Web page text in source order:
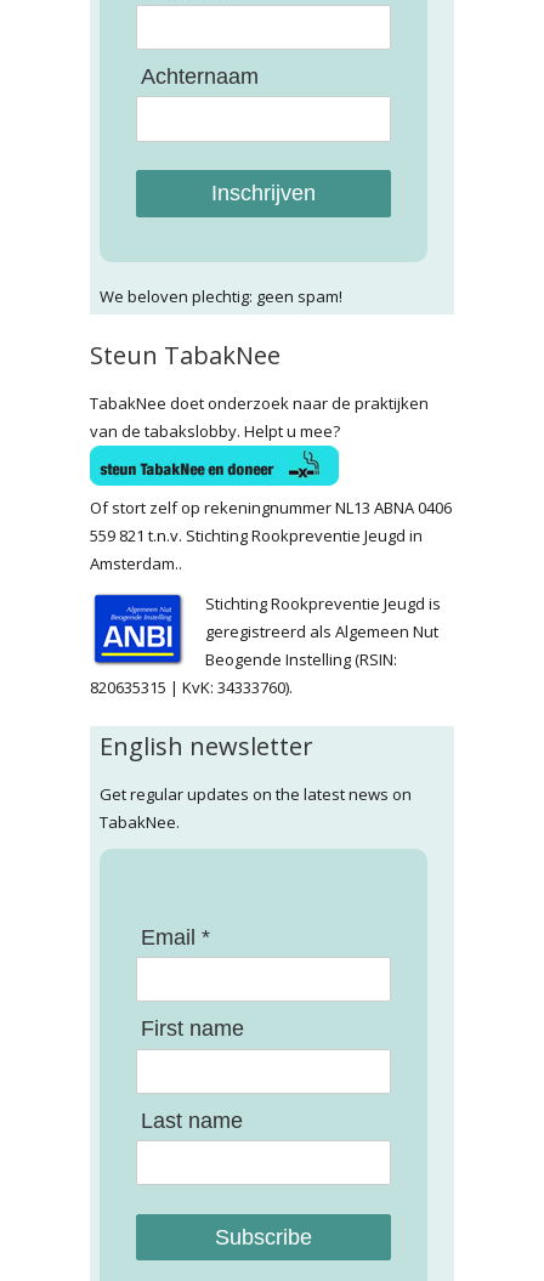
Achternaam
Inschrijven
We beloven plechtig: geen spam!
Steun TabakNee
TabakNee doet onderzoek naar de praktijken
van de tabakslobby. Helpt u mee?
Of stort zelf op rekeningnummer NL13 ABNA 0406
559 821 t.n.v. Stichting Rookpreventie Jeugd in
Amsterdam..
Stichting Rookpreventie Jeugd is
geregistreerd als Algemeen Nut
Beogende Instelling (RSIN:
820635315 | KvK: 34333760).
English newsletter
Get regular updates on the latest news on
TabakNee.
Email *
First name
Last name
Subscribe